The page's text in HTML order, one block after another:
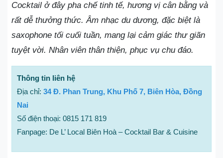
Cocktail ở đây pha chế tinh tế, hương vị cân bằng và
rất dễ thưởng thức. Âm nhạc du dương, đặc biệt là
saxophone tối cuối tuần, mang lại cảm giác thư giãn
tuyệt vời. Nhân viên thân thiện, phục vụ chu đáo.
Thông tin liên hệ
Địa chỉ: 34 Đ. Phan Trung, Khu Phố 7, Biên Hòa, Đồng
Nai
Số điện thoại: 0815 171 819
Fanpage: De L’ Local Biên Hoà – Cocktail Bar & Cuisine